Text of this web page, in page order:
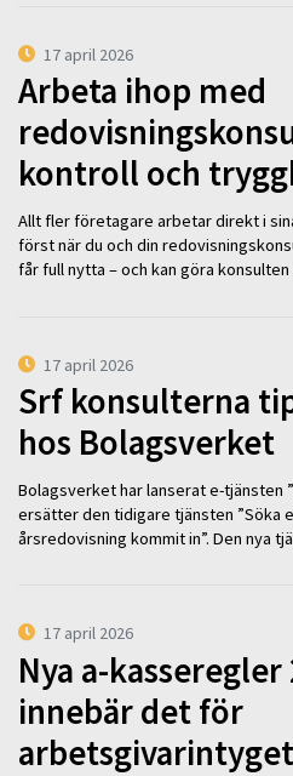
17 april 2026
Arbeta ihop med
kontroll och
Allt fler företagare arbetar direkt i
först när du och din
får full nytta – och kan göra
17 april 2026
Srf konsulterna
hos Bolagsverket
Bolagsverket har lanserat e-tjänsten
ersätter den tidigare tjänsten ”Söka
årsredovisning kommit in”. Den nya
17 april 2026
Nya a-kasseregler
innebär det för